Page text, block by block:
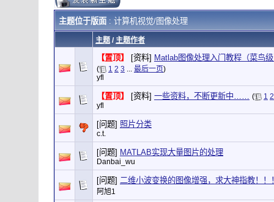
主题位于版面: 计算机视觉/图像处理
主题/ 主题作者
【置顶】 [资料] Matlab图像处理入门教程（菜鸟
( 1 2 3 ... 最后一页)
yfl
【置顶】 [资料] 一些资料，不断更新中…… ( 1 2
yfl
[问题] 照片分类
c.t.
[问题] MATLAB实现大量图片的处理
Danbai_wu
[问题] 二维小波变换的图像增强，求大神指教！！
阿旭1